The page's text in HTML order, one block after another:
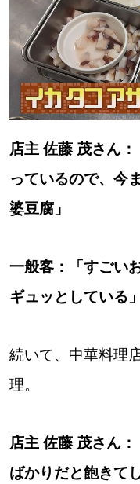
店主 佐藤 茂さん
っているので、今
婆豆腐」
一般客：「すごい
ギュッとしている」
続いて、中華料理
理。
店主 佐藤 茂さん
ばかりだと飽きて